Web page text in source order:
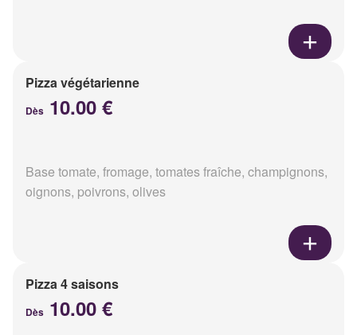
Pizza végétarienne
Dès 10.00 €
Base tomate, fromage, tomates fraîche, champignons,
oignons, poivrons, olives
Pizza 4 saisons
Dès 10.00 €